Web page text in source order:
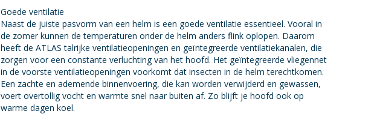
Goede ventilatie
Naast de juiste pasvorm van een helm is een goede ventilatie essentieel. Vooral in
de zomer kunnen de temperaturen onder de helm anders flink oplopen. Daarom
heeft de ATLAS talrijke ventilatieopeningen en geïntegreerde ventilatiekanalen, die
zorgen voor een constante verluchting van het hoofd. Het geïntegreerde vliegennet
in de voorste ventilatieopeningen voorkomt dat insecten in de helm terechtkomen.
Een zachte en ademende binnenvoering, die kan worden verwijderd en gewassen,
voert overtollig vocht en warmte snel naar buiten af. Zo blijft je hoofd ook op
warme dagen koel.